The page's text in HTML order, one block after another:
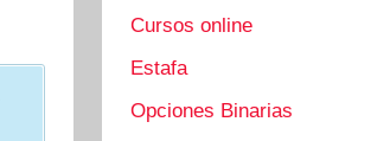
Cursos online
Estafa
Opciones Binarias